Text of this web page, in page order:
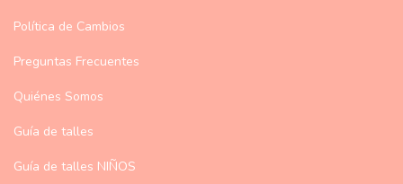
Política de Cambios
Preguntas Frecuentes
Quiénes Somos
Guía de talles
Guía de talles NIÑOS